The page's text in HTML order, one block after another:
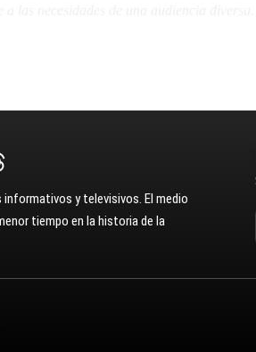
y televisivos. El medio
tiempo en la historia de la